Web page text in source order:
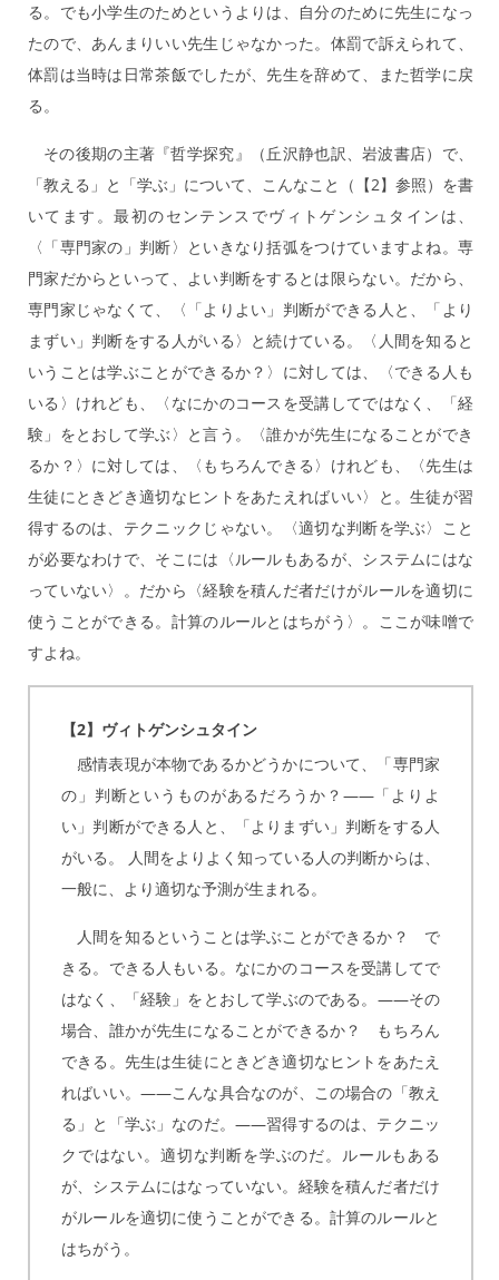
る。でも小学生のためというよりは、自分のために先生になっ
たので、あんまりいい先生じゃなかった。体罰で訴えられて、
体罰は当時は日常茶飯でしたが、先生を辞めて、また哲学に戻
る。
その後期の主著『哲学探究』（丘沢静也訳、岩波書店）で、
「教える」と「学ぶ」について、こんなこと（【2】参照）を書
いてます。最初のセンテンスでヴィトゲンシュタインは、
〈「専門家の」判断〉といきなり括弧をつけていますよね。専
門家だからといって、よい判断をするとは限らない。だから、
専門家じゃなくて、〈「よりよい」判断ができる人と、「より
まずい」判断をする人がいる〉と続けている。〈人間を知ると
いうことは学ぶことができるか？〉に対しては、〈できる人も
いる〉けれども、〈なにかのコースを受講してではなく、「経
験」をとおして学ぶ〉と言う。〈誰かが先生になることができ
るか？〉に対しては、〈もちろんできる〉けれども、〈先生は
生徒にときどき適切なヒントをあたえればいい〉と。生徒が習
得するのは、テクニックじゃない。〈適切な判断を学ぶ〉こと
が必要なわけで、そこには〈ルールもあるが、システムにはな
っていない〉。だから〈経験を積んだ者だけがルールを適切に
使うことができる。計算のルールとはちがう〉。ここが味噌で
すよね。
【2】ヴィトゲンシュタイン
感情表現が本物であるかどうかについて、「専門家
の」判断というものがあるだろうか？——「よりよ
い」判断ができる人と、「よりまずい」判断をする人
がいる。 人間をよりよく知っている人の判断からは、
一般に、より適切な予測が生まれる。
人間を知るということは学ぶことができるか？ で
きる。できる人もいる。なにかのコースを受講してで
はなく、「経験」をとおして学ぶのである。——その
場合、誰かが先生になることができるか？ もちろん
できる。先生は生徒にときどき適切なヒントをあたえ
ればいい。——こんな具合なのが、この場合の「教え
る」と「学ぶ」なのだ。——習得するのは、テクニッ
クではない。適切な判断を学ぶのだ。ルールもある
が、システムにはなっていない。経験を積んだ者だけ
がルールを適切に使うことができる。計算のルールと
はちがう。